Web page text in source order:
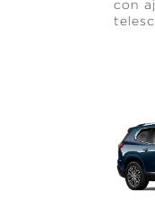
con